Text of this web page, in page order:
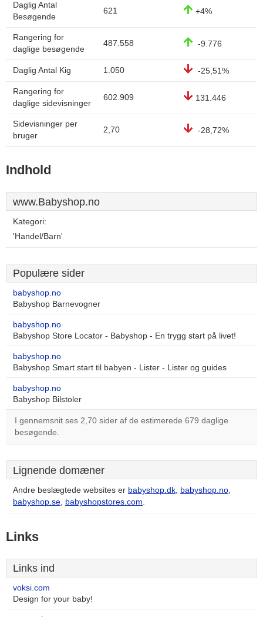
Daglig Antal
Besøgende
621 +4%
Rangering for
daglige besøgende
487.558 -9.776
Daglig Antal Kig 1.050 -25,51%
Rangering for
daglige sidevisninger
602.909 131.446
Sidevisninger per
bruger
2,70 -28,72%
Indhold
www.Babyshop.no
Kategori:
'Handel/Barn'
Populære sider
babyshop.no
Babyshop Barnevogner
babyshop.no
Babyshop Store Locator - Babyshop - En trygg start på livet!
babyshop.no
Babyshop Smart start til babyen - Lister - Lister og guides
babyshop.no
Babyshop Bilstoler
I gennemsnit ses 2,70 sider af de estimerede 679 daglige
besøgende.
Lignende domæner
Andre beslægtede websites er babyshop.dk, babyshop.no,
babyshop.se, babyshopstores.com.
Links
Links ind
voksi.com
Design for your baby!